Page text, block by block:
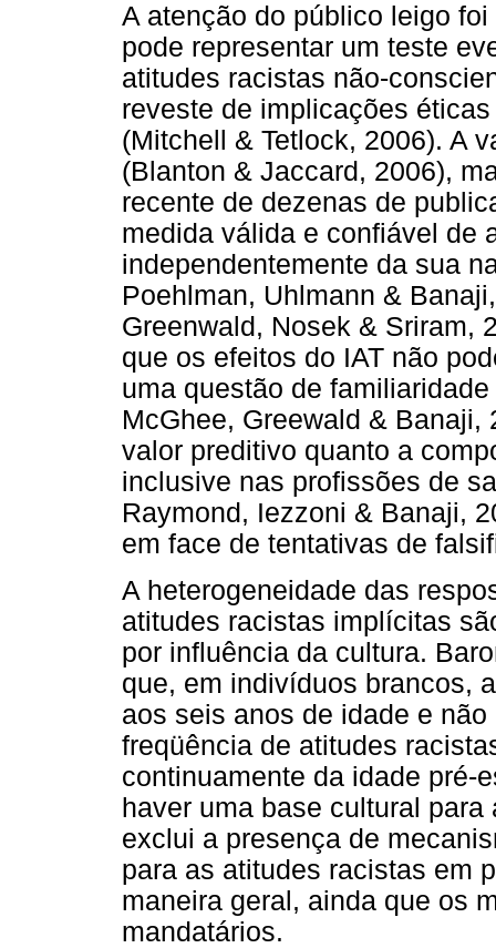
A atenção do público leigo
pode representar um teste
atitudes racistas não-
reveste de implicações
(Mitchell & Tetlock, 2006). A
(Blanton & Jaccard, 2006),
recente de dezenas de
medida válida e confiável de
independentemente da sua
Poehlman, Uhlmann &
Greenwald, Nosek & Sriram,
que os efeitos do IAT não
uma questão de
McGhee, Greewald & Banaji,
valor preditivo quanto a
inclusive nas profissões de
Raymond, Iezzoni & Banaji,
em face de tentativas de
A heterogeneidade das
atitudes racistas implícitas
por influência da cultura.
que, em indivíduos brancos,
aos seis anos de idade e
freqüência de atitudes
continuamente da idade pré-
haver uma base cultural
exclui a presença de
para as atitudes racistas em
maneira geral, ainda que os
mandatários.